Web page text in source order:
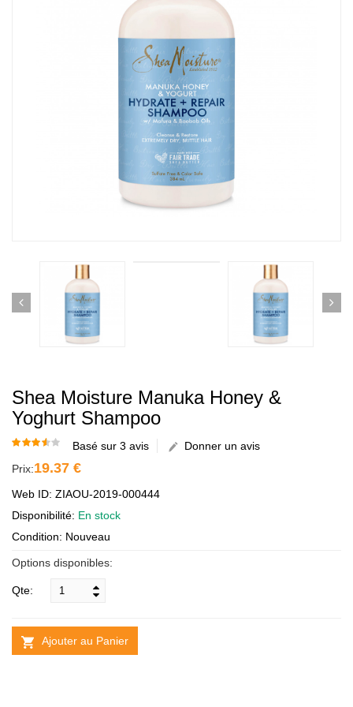
Shea Moisture Manuka Honey &
Yoghurt Shampoo
Basé sur 3 avis
Donner un avis
Prix:19.37 €
Web ID: ZIAOU-2019-000444
Disponibilité: En stock
Condition: Nouveau
Options disponibles:
Qte:
Ajouter au Panier